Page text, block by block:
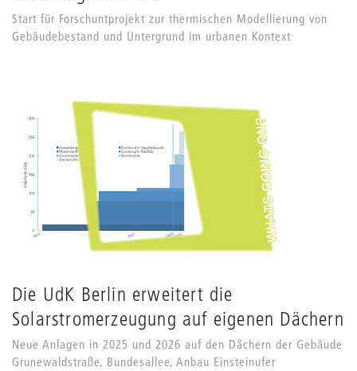
Start für Forschuntprojekt zur thermischen Modellierung von
Gebäudebestand und Untergrund im urbanen Kontext
Die UdK Berlin erweitert die
Solarstromerzeugung auf eigenen Dächern
Neue Anlagen in 2025 und 2026 auf den Dächern der Gebäude
Grunewaldstraße, Bundesallee, Anbau Einsteinufer